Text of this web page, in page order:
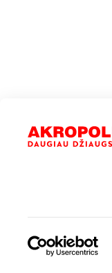
Valoda:Latviešu